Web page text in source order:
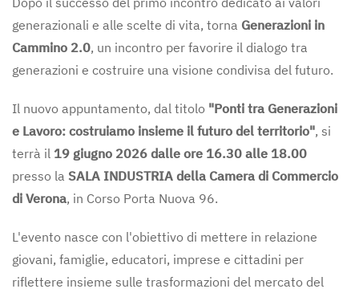
generazionali e alle scelte di vita, torna Generazioni in
Cammino 2.0, un incontro per favorire il dialogo tra
generazioni e costruire una visione condivisa del futuro.
Il nuovo appuntamento, dal titolo "Ponti tra Generazioni
e Lavoro: costruiamo insieme il futuro del territorio", si
terrà il 19 giugno 2026 dalle ore 16.30 alle 18.00
presso la SALA INDUSTRIA della Camera di Commercio
di Verona, in Corso Porta Nuova 96.
L'evento nasce con l'obiettivo di mettere in relazione
giovani, famiglie, educatori, imprese e cittadini per
riflettere insieme sulle trasformazioni del mercato del